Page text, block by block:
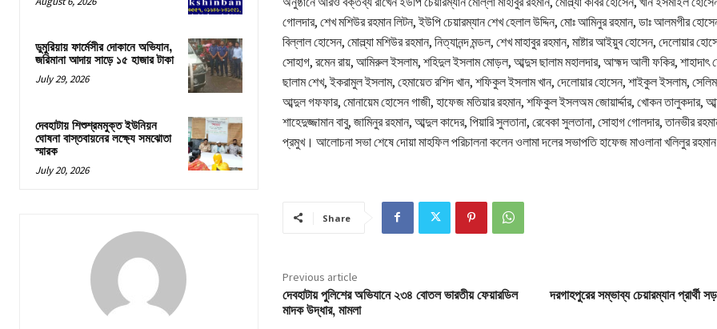
ডুমুরিয়ায় ফার্মেসীর দোকানে অভিযান,
জরিমানা আদায় সাড়ে ১৫ হাজার টাকা
July 29, 2026
দেবহাটায় শিশুশ্রমমুক্ত ইউনিয়ন
ঘোষনা বাস্তবায়নের লক্ষ্যে সমঝোতা
স্মারক
July 20, 2026
গোলদার, শেখ মশিউর রহমান লিটন, ইউপি চেয়ারম্যান শেখ হেলাল উদ্দিন, মোঃ আমিনুর রহমান, ডাঃ আলমগীর
বিল্লাল হোসেন, মোল্ল্যা মশিউর রহমান, নিত্যানন্দ মন্ডল, শেখ মাহাবুর রহমান, মাষ্টার আইয়ুব হোসেন, দেলোয়ার
সোহাগ, রমেন রায়, আমিরুল ইসলাম, শহিদুল ইসলাম মোড়ল, আব্দুস ছালাম মহালদার, আহ্মদ আলী ফকির, শাহাদাৎ
ছালাম শেখ, ইকরামুল ইসলাম, হেমায়েত রশিদ খান, শফিকুল ইসলাম খান, দেলোয়ার হোসেন, শাইকুল ইসলাম,
আব্দুল গফফার, মোনায়েম হোসেন গাজী, হাফেজ মতিয়ার রহমান, শফিকুল ইসলঅম জোয়ার্দ্দার, খোকন তালুকদার,
শাহেদুজ্জামান বাবু, জামিনুর রহমান, আব্দুল কাদের, পিয়ারি সুলতানা, রেবেকা সুলতানা, সোহাগ গোলদার, তানভীর
প্রমুখ। আলোচনা সভা শেষে দোয়া মাহফিল পরিচালনা কলেন ওলামা দলের সভাপতি হাফেজ মাওলানা খলিলুর
Share
Previous article
দেবহাটায় পুলিশের অভিযানে ২৩৪ বোতল ভারতীয় ফেয়ারডিল
মাদক উদ্ধার, মামলা
দরগাহপুরের সম্ভাব্য চেয়ারম্যান প্রার্থী